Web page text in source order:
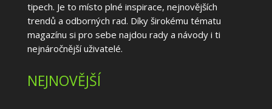
tipech. Je to místo plné inspirace, nejnovějších
trendů a odborných rad. Díky širokému tématu
magazínu si pro sebe najdou rady a návody i ti
nejnáročnější uživatelé.
NEJNOVĚJŠÍ